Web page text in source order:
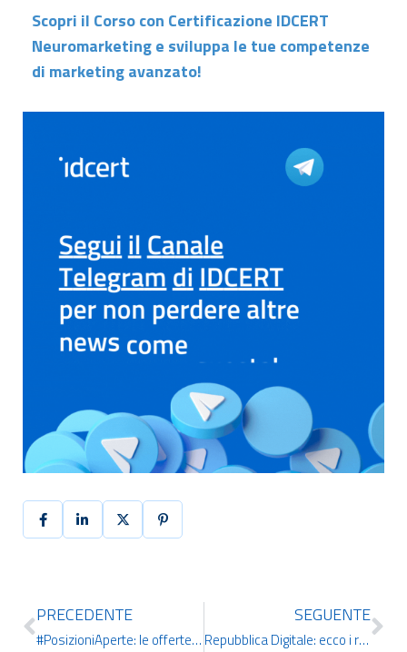
Scopri il Corso con Certificazione IDCERT
Neuromarketing e sviluppa le tue competenze
di marketing avanzato!
PRECEDENTE
#PosizioniAperte: le offerte di lavoro più interessanti della settimana
SEGUENTE
Repubblica Digitale: ecco i rappresentanti del Comitato Tecnico Guida per il biennio 23-24